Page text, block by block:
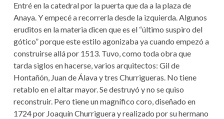
Entré en la catedral por la puerta que da a la plaza de
Anaya. Y empecé a recorrerla desde la izquierda. Algunos
eruditos en la materia dicen que es el “último suspiro del
gótico” porque este estilo agonizaba ya cuando empezó a
construirse allá por 1513. Tuvo, como toda obra que
tarda siglos en hacerse, varios arquitectos: Gil de
Hontañón, Juan de Álava y tres Churrigueras. No tiene
retablo en el altar mayor. Se destruyó y no se quiso
reconstruir. Pero tiene un magnífico coro, diseñado en
1724 por Joaquín Churriguera y realizado por su hermano